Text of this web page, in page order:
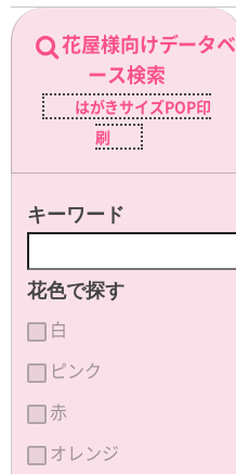
花屋様向けデータベ
ース検索
はがきサイズPOP印
刷
キーワード
花色で探す
白
ピンク
赤
オレンジ